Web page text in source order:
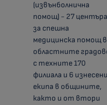
(извънболнична
помощ) - 27 центъра
за спешна
медицинска помощ в
областните
с техните 170
филиала и 6 изнесени
екипа в общините,
както и от втори